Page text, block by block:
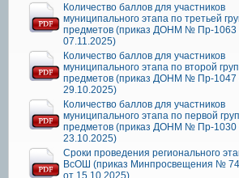
Количество баллов для участников
муниципального этапа по третьей
предметов (приказ ДОНМ № Пр-1063
07.11.2025)
Количество баллов для участников
муниципального этапа по второй
предметов (приказ ДОНМ № Пр-1047
29.10.2025)
Количество баллов для участников
муниципального этапа по первой
предметов (приказ ДОНМ № Пр-1030
23.10.2025)
Сроки проведения регионального
ВсОШ (приказ Минпросвещения №
от 15.10.2025)